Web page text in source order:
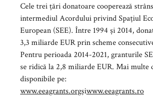
Cele trei țări donatoare cooperează
intermediul Acordului privind Spațiul
European (SEE). Între 1994 și 2014,
3,3 miliarde EUR prin scheme
Pentru perioada 2014-2021, granturile
se ridică la 2,8 miliarde EUR. Mai multe
disponibile pe:
www.eeagrants.orgșiwww.eeagrants.ro